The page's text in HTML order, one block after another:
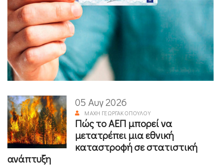
05 Αυγ 2026
ΜΆΧΗ ΓΕΩΡΓΑΚΟΠΟΎΛΟΥ
Πώς το ΑΕΠ μπορεί να
μετατρέπει μια εθνική
καταστροφή σε στατιστική
ανάπτυξη